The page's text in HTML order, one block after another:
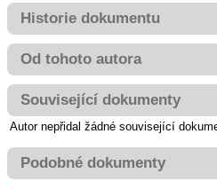
Historie dokumentu
Od tohoto autora
Související dokumenty
Autor nepřidal žádné související
Podobné dokumenty